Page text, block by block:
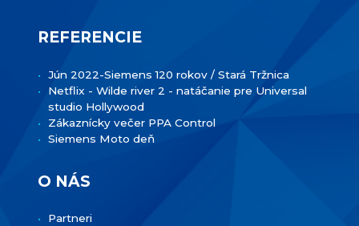
REFERENCIE
Jún 2022-Siemens 120 rokov / Stará Tržnica
Netflix - Wilde river 2 - natáčanie pre Universal
studio Hollywood
Zákaznícky večer PPA Control
Siemens Moto deň
O NÁS
Partneri